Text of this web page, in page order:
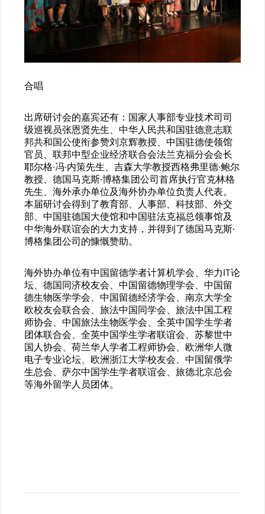
合唱
出席研讨会的嘉宾还有：国家人事部专业技术司司
级巡视员张恩贤先生、中华人民共和国驻德意志联
邦共和国公使衔参赞刘京辉教授、中国驻德使领馆
官员、联邦中型企业经济联合会法兰克福分会会长
耶尔格·冯·内策先生、吉森大学教授西格弗里德·鲍尔
教授、德国马克斯·博格集团公司首席执行官克林格
先生、海外承办单位及海外协办单位负责人代表。
本届研讨会得到了教育部、人事部、科技部、外交
部、中国驻德国大使馆和中国驻法克福总领事馆及
中华海外联谊会的大力支持，并得到了德国马克斯·
博格集团公司的慷慨赞助。
海外协办单位有中国留德学者计算机学会、华力IT论
坛、德国同济校友会、中国留德物理学会、中国留
德生物医学学会、中国留德经济学会、南京大学全
欧校友会联合会、旅法中国同学会、旅法中国工程
师协会、中国旅法生物医学会、全英中国学生学者
团体联合会、全英中国学生学者联谊会、苏黎世中
国人协会、荷兰华人学者工程师协会、欧洲华人微
电子专业论坛、欧洲浙江大学校友会、中国留俄学
生总会、萨尔中国学生学者联谊会、旅德北京总会
等海外留学人员团体。